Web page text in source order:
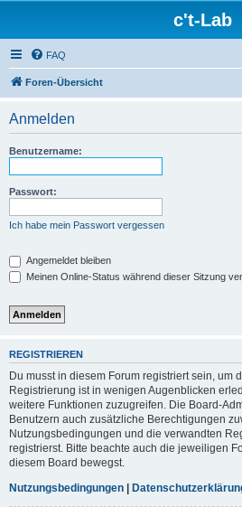
c't-Lab
FAQ
Foren-Übersicht
Anmelden
Benutzername:
Passwort:
Ich habe mein Passwort vergessen
Angemeldet bleiben
Meinen Online-Status während dieser Sitzung
REGISTRIEREN
Du musst in diesem Forum registriert sein, um
Registrierung ist in wenigen Augenblicken
weitere Funktionen zuzugreifen. Die Board-
Benutzern auch zusätzliche Berechtigungen
Nutzungsbedingungen und die verwandten
registrierst. Bitte beachte auch die jeweiligen
diesem Board bewegst.
Nutzungsbedingungen |